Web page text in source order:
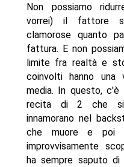
Non possiamo
vorrei) il fattore
clamorose quanto
fattura. E non
limite fra realtà e
coinvolti hanno
media. In questo,
recita di 2 che
innamorano nel
che muore e poi
improvvisamente
ha sempre saputo